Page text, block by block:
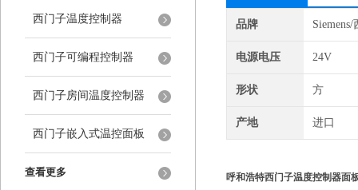
西门子温度控制器
西门子可编程控制器
西门子房间温度控制器
西门子嵌入式温控面板
查看更多
品牌
电源电压 24V
形状 方
产地 进口
呼和浩特西门子温度控制器面